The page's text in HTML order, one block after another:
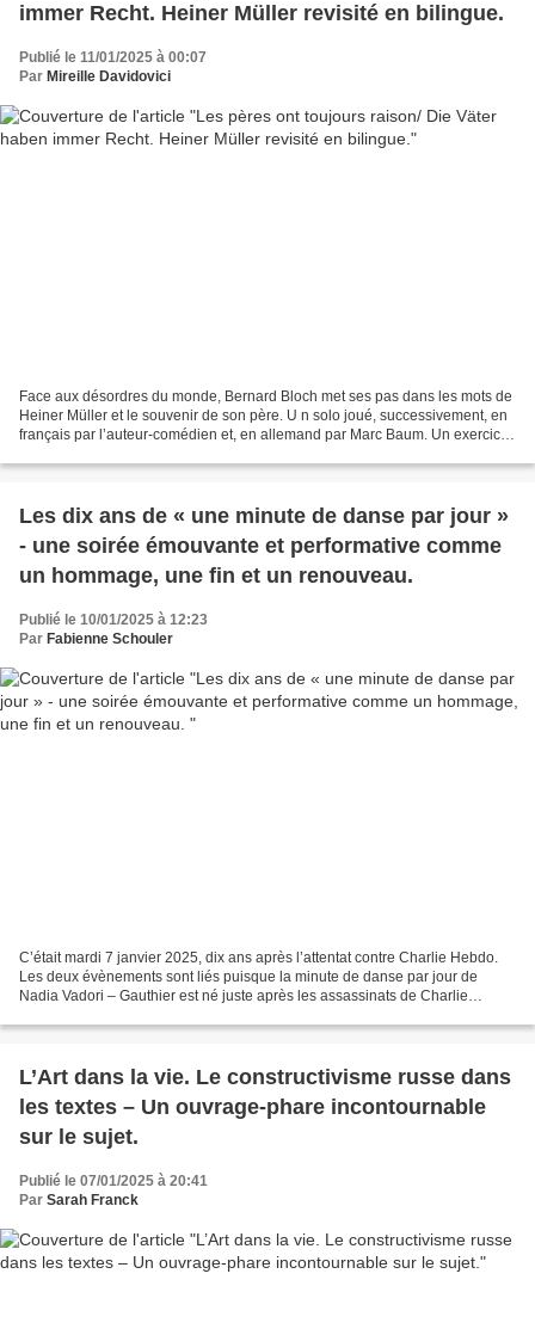
immer Recht. Heiner Müller revisité en bilingue.
Publié le 11/01/2025 à 00:07
Par Mireille Davidovici
Face aux désordres du monde, Bernard Bloch met ses pas dans les mots de
Heiner Müller et le souvenir de son père. U n solo joué, successivement, en
français par l’auteur-comédien et, en allemand par Marc Baum. Un exercice
Les dix ans de « une minute de danse par jour »
- une soirée émouvante et performative comme
un hommage, une fin et un renouveau.
Publié le 10/01/2025 à 12:23
Par Fabienne Schouler
C’était mardi 7 janvier 2025, dix ans après l’attentat contre Charlie Hebdo.
Les deux évènements sont liés puisque la minute de danse par jour de
Nadia Vadori – Gauthier est né juste après les assassinats de Charlie
L’Art dans la vie. Le constructivisme russe dans
les textes – Un ouvrage-phare incontournable
sur le sujet.
Publié le 07/01/2025 à 20:41
Par Sarah Franck